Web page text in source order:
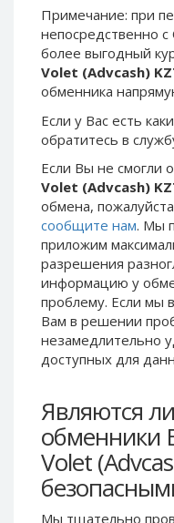
Примечание: при
непосредственно
более выгодный
Volet (Advcash)
обменника
Если у Вас есть
обратитесь в
Если Вы не смогли
Volet (Advcash)
обмена,
сообщите нам. Мы
приложим
разрешения
информацию у
проблему. Если мы
Вам в решении
незамедлительно
доступных для
Являются
обменники
Volet
Мы тщательно
Paxum USD
Paxum EUR
Epay USD
Epay EUR
Phone Balance RUB
Phone Balance UAH
Phone Balance AMD
Neteller USD
Neteller EUR
Neteller INR
Neteller PLN
Neteller GBP
Neteller NOK
Neteller SEK
PaySera EUR
PaySera PLN
AliPay CNY
UnionPay CNY